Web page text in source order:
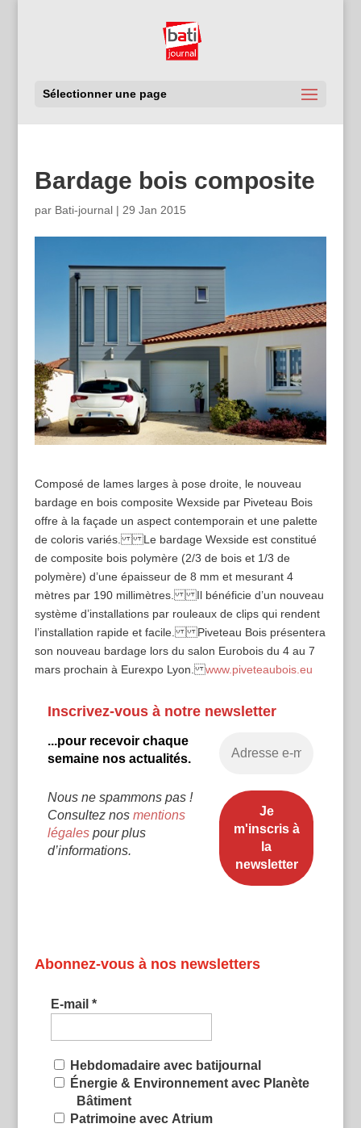
Sélectionner une page
Bardage bois composite
par Bati-journal| 29 Jan 2015
Composé de lames larges à pose droite, le nouveau
bardage en bois composite Wexside par Piveteau Bois
offre à la façade un aspect contemporain et une palette
de coloris variés. Le bardage Wexside est constitué
de composite bois polymère (2/3 de bois et 1/3 de
polymère) d’une épaisseur de 8 mm et mesurant 4
mètres par 190 millimètres. Il bénéficie d’un nouveau
système d’installations par rouleaux de clips qui rendent
l’installation rapide et facile. Piveteau Bois présentera
son nouveau bardage lors du salon Eurobois du 4 au 7
mars prochain à Eurexpo Lyon.www.piveteaubois.eu
Inscrivez-vous à notre newsletter
...pour recevoir chaque
semaine nos actualités.
Nous ne spammons pas !
Consultez nos mentions
légalespour plus
d’informations.
Abonnez-vous à nos newsletters
E-mail *
Hebdomadaire avec batijournal
Énergie & Environnement avec Planète
Bâtiment
Patrimoine avec Atrium